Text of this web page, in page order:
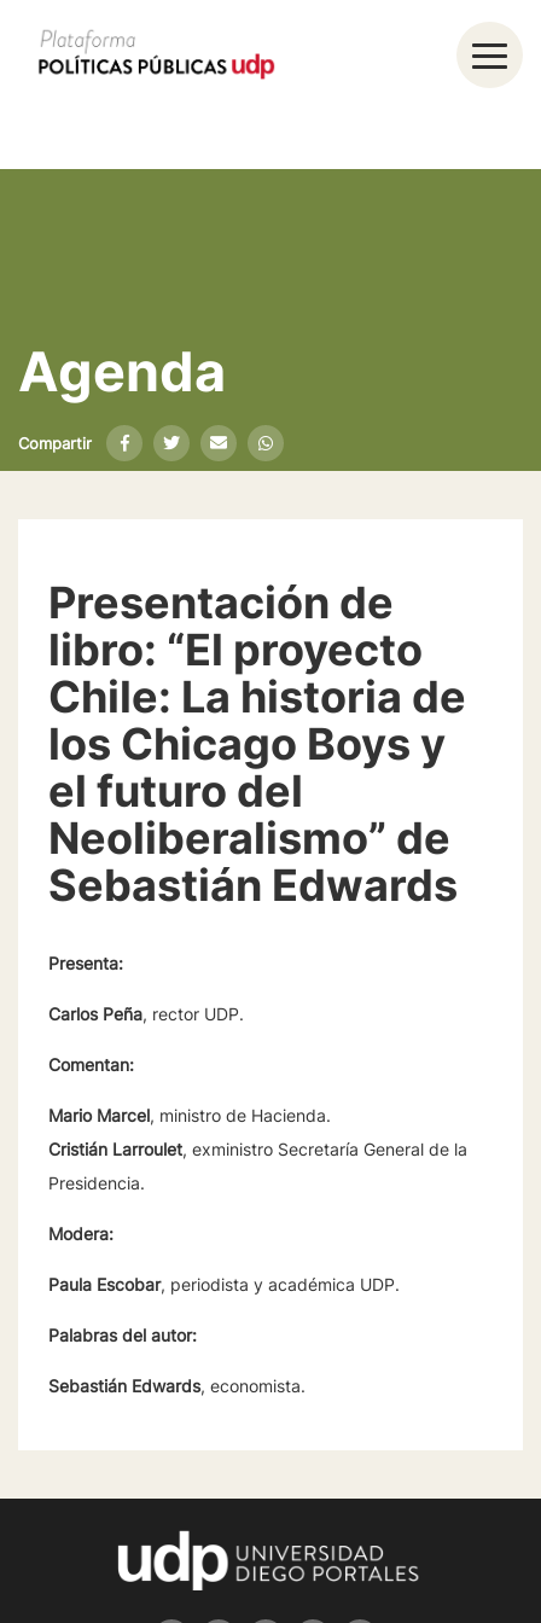
Agenda
Compartir
Presentación de
libro: “El proyecto
Chile: La historia de
los Chicago Boys y
el futuro del
Neoliberalismo” de
Sebastián Edwards
Presenta:
Carlos Peña, rector UDP.
Comentan:
Mario Marcel, ministro de Hacienda.
Cristián Larroulet, exministro Secretaría General de la
Presidencia.
Modera:
Paula Escobar, periodista y académica UDP.
Palabras del autor:
Sebastián Edwards, economista.